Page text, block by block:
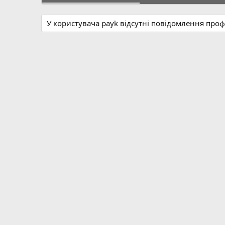
У користувача payk відсутні повідомлення